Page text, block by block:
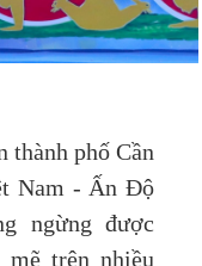
thành phố Cần
Nam - Ấn Độ
ngừng được
trên nhiều